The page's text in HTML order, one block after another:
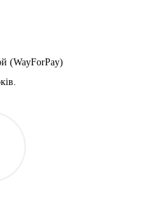
(WayForPay)